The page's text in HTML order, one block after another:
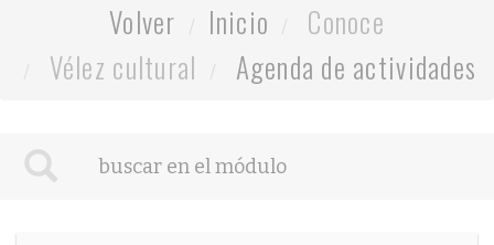
Volver Inicio
Conoce
Vélez cultural
Agenda de actividades